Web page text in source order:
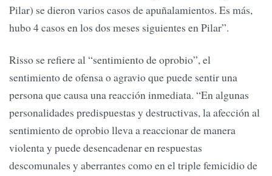
Pilar) se dieron varios casos de apuñalamientos. Es más,
hubo 4 casos en los dos meses siguientes en Pilar”.
Risso se refiere al “sentimiento de oprobio”, el
sentimiento de ofensa o agravio que puede sentir una
persona que causa una reacción inmediata. “En algunas
personalidades predispuestas y destructivas, la afección al
sentimiento de oprobio lleva a reaccionar de manera
violenta y puede desencadenar en respuestas
descomunales y aberrantes como en el triple femicidio de